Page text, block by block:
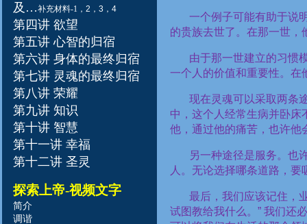
及 …补充材料-1 ， 2 ， 3 ， 4
第四讲 欲望
第五讲 心智的归宿
第六讲 身体的最终归宿
第七讲 灵魂的最终归宿
第八讲 荣耀
第九讲 知识
第十讲 智慧
第十一讲 幸福
第十二讲 圣灵
探索上帝-视频文字
简介
调谐
一个例子可能有助于说
的贵族去世了。在那一世，
由于那一世建立的习惯
一个人的价值和重要性。在
现在灵魂可以采取两条
中，这个人经常生病并卧床
他，通过他的痛苦，也许他
另一种途径是服务。也
人。无论选择哪条道路，
最后，我们应该记住，
试图教给我什么。” 我们还